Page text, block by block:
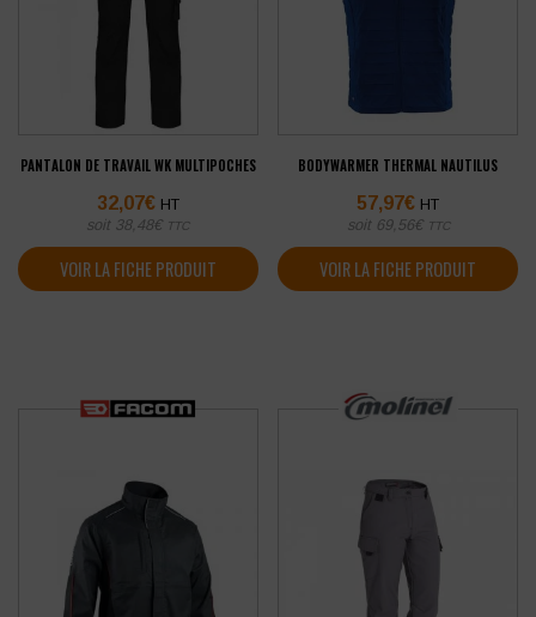
PANTALON DE TRAVAIL WK MULTIPOCHES
32,07€ HT
soit 38,48€ TTC
VOIR LA FICHE PRODUIT
BODYWARMER THERMAL NAUTILUS
57,97€ HT
soit 69,56€ TTC
VOIR LA FICHE PRODUIT